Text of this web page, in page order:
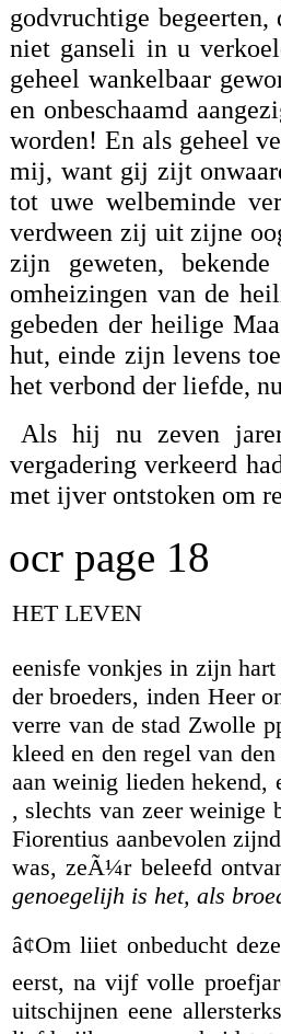
godvruchtige
niet ganseli in u
geheel wankelbaar
en onbeschaamd
worden! En als geheel
mij, want gij zijt
tot uwe welbeminde
verdween zij uit zijne
zijn geweten,
omheizingen van de
gebeden der heilige
hut, einde zijn levens
het verbond der liefde,
Als hij nu zeven
vergadering verkeerd
met ijver ontstoken om
ocr page 18
HET LEVEN
eenisfe vonkjes in zijn
der broeders, inden Heer
verre van de stad Zwolle
kleed en den regel van
aan weinig lieden hekend,
, slechts van zeer weinige
Fiorentius aanbevolen
was, zeÃ¼r beleefd
genoegelijh is het, als
â¢Om liiet onbeducht
eerst, na vijf volle
uitschijnen eene